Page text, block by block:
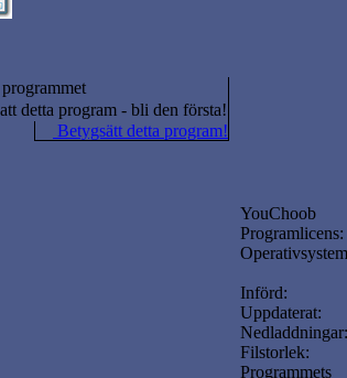
YouChoob
Programlicens:
Införd:
Uppdaterat:
Nedladdningar:
Filstorlek:
Programmets
detta program - bli den första!
Betygsätt detta program!